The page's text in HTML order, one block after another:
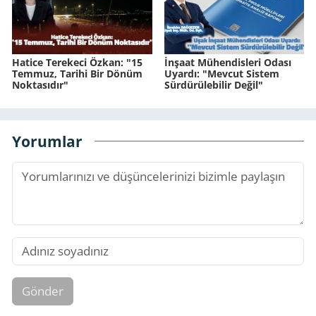
Hatice Terekeci Özkan: "15
Temmuz, Tarihi Bir Dönüm
Noktasıdır"
İnşaat Mühendisleri Odası
Uyardı: "Mevcut Sistem
Sürdürülebilir Değil"
Yorumlar
Gönder